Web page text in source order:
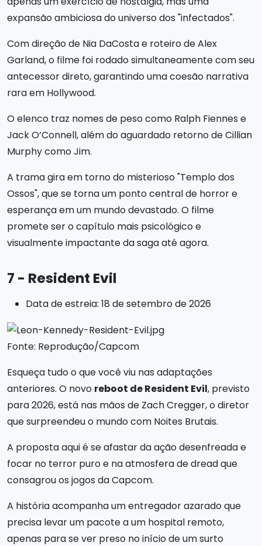
expansão ambiciosa do universo dos "infectados".
Com direção de Nia DaCosta e roteiro de Alex
Garland, o filme foi rodado simultaneamente com seu
antecessor direto, garantindo uma coesão narrativa
rara em Hollywood.
O elenco traz nomes de peso como Ralph Fiennes e
Jack O’Connell, além do aguardado retorno de Cillian
Murphy como Jim.
A trama gira em torno do misterioso "Templo dos
Ossos", que se torna um ponto central de horror e
esperança em um mundo devastado. O filme
promete ser o capítulo mais psicológico e
visualmente impactante da saga até agora.
7 - Resident Evil
Data de estreia: 18 de setembro de 2026
Fonte: Reprodução/Capcom
Esqueça tudo o que você viu nas adaptações
anteriores. O novo reboot de Resident Evil, previsto
para 2026, está nas mãos de Zach Cregger, o diretor
que surpreendeu o mundo com Noites Brutais.
A proposta aqui é se afastar da ação desenfreada e
focar no terror puro e na atmosfera de dread que
consagrou os jogos da Capcom.
A história acompanha um entregador azarado que
precisa levar um pacote a um hospital remoto,
apenas para se ver preso no início de um surto